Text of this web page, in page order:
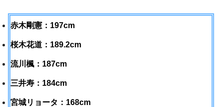
赤木剛憲：197cm
桜木花道：189.2cm
流川楓：187cm
三井寿：184cm
宮城リョータ：168cm